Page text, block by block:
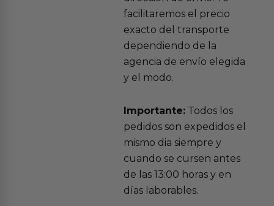
facilitaremos el precio
exacto del transporte
dependiendo de la
agencia de envío elegida
y el modo.
Importante:Todos los
pedidos son expedidos el
mismo dia siempre y
cuando se cursen antes
de las 13:00 horas y en
días laborables.